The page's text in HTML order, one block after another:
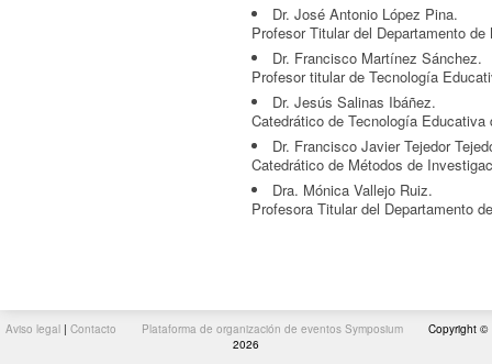
Dr. José Antonio López Pina.
Profesor Titular del Departamento
Dr. Francisco Martínez Sánchez.
Profesor titular de Tecnología
Dr. Jesús Salinas Ibáñez.
Catedrático de Tecnología
Dr. Francisco Javier Tejedor
Catedrático de Métodos de
Dra. Mónica Vallejo Ruiz.
Profesora Titular del Departamento
Aviso legal | Contacto Plataforma de organización de eventos Symposium
Copyright ©
2026